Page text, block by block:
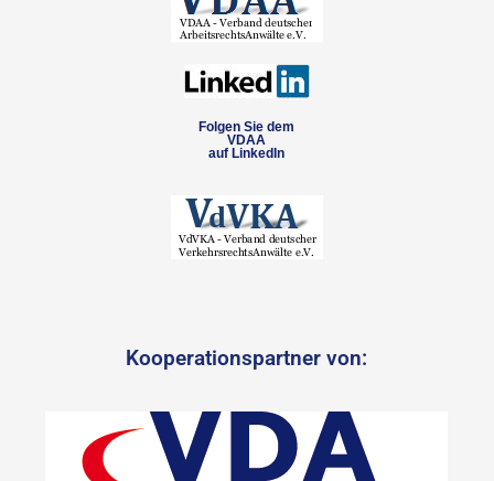
Folgen Sie dem
VDAA
auf LinkedIn
Kooperationspartner von: